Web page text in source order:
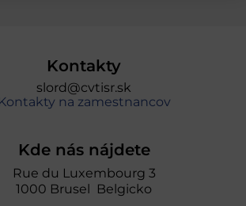
Kontakty
slord@cvtisr.sk
Kontakty na zamestnancov
Kde nás nájdete
Rue du Luxembourg 3
1000 Brusel Belgicko